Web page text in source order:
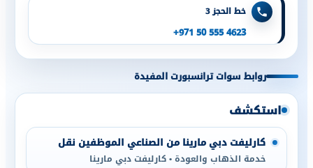
خط الحجز 3
+971 50 555 4623
روابط سوات ترانسبورت المفيدة
استكشف
كارليفت دبي مارينا من الصناعي الموظفين نقل
خدمة الذهاب والعودة • كارليفت دبي مارينا